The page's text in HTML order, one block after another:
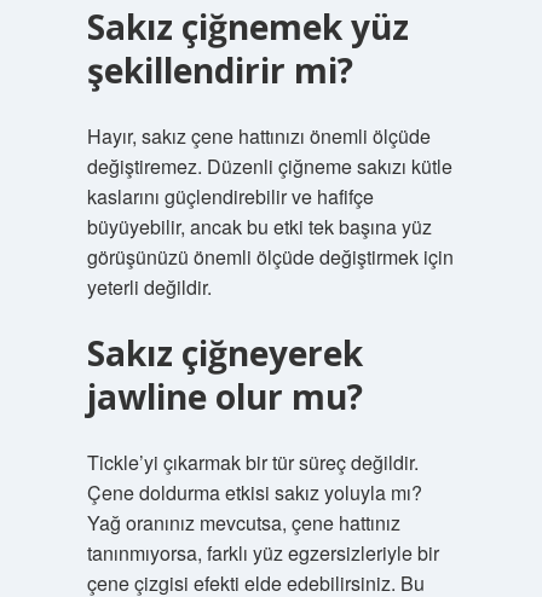
Sakız çiğnemek yüz
şekillendirir mi?
Hayır, sakız çene hattınızı önemli ölçüde
değiştiremez. Düzenli çiğneme sakızı kütle
kaslarını güçlendirebilir ve hafifçe
büyüyebilir, ancak bu etki tek başına yüz
görüşünüzü önemli ölçüde değiştirmek için
yeterli değildir.
Sakız çiğneyerek
jawline olur mu?
Tickle’yi çıkarmak bir tür süreç değildir.
Çene doldurma etkisi sakız yoluyla mı?
Yağ oranınız mevcutsa, çene hattınız
tanınmıyorsa, farklı yüz egzersizleriyle bir
çene çizgisi efekti elde edebilirsiniz. Bu